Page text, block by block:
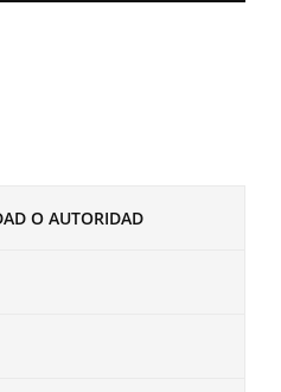
O AUTORIDAD